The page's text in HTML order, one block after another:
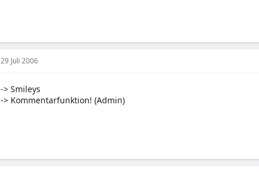
29 Juli 2006
-> Smileys
-> Kommentarfunktion! (Admin)